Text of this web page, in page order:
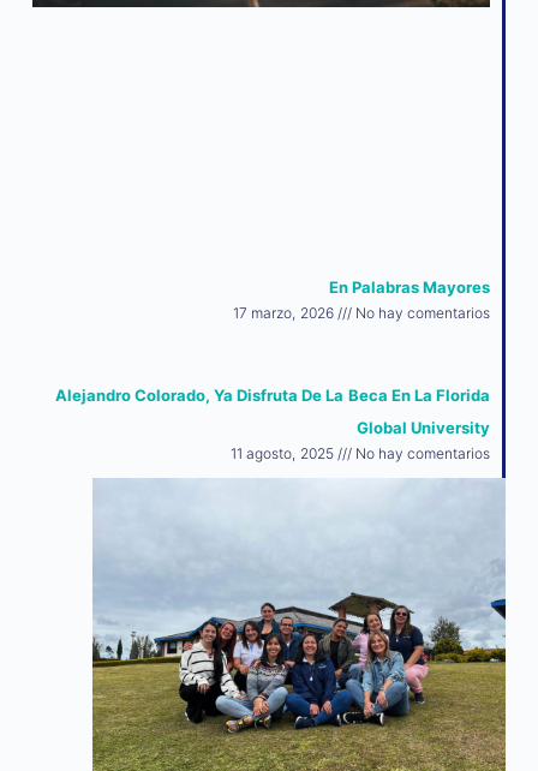
En Palabras Mayores
17 marzo, 2026 No hay comentarios
Alejandro Colorado, Ya Disfruta De La Beca En La Florida
Global University
11 agosto, 2025 No hay comentarios